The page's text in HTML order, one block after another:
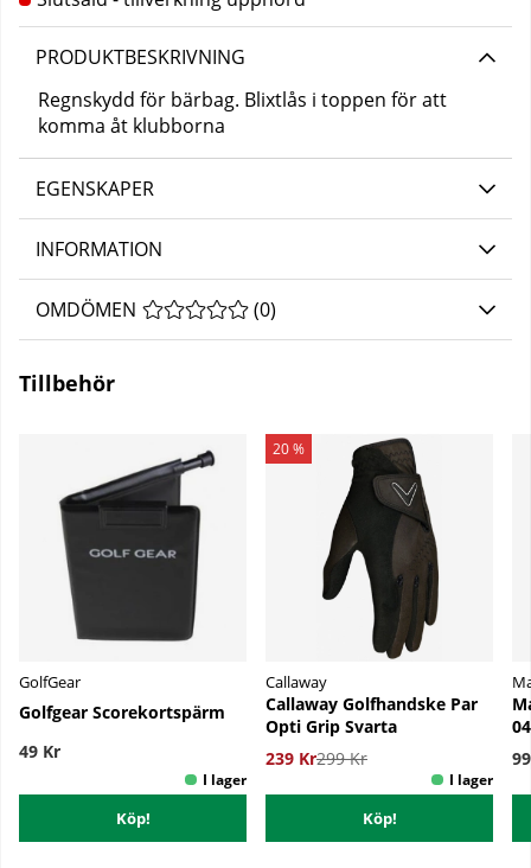
PRODUKTBESKRIVNING
Regnskydd för bärbag. Blixtlås i toppen för att
komma åt klubborna
EGENSKAPER
INFORMATION
OMDÖMEN MEDELBETYG 0 AV 5 ANTAL BETYG 0
(0)
Tillbehör
GolfGear
Golfgear Scorekortspärm
49 Kr
Köp!
20 %
Callaway
Callaway Golfhandske Par
Opti Grip Svarta
239 Kr299 Kr
Köp!